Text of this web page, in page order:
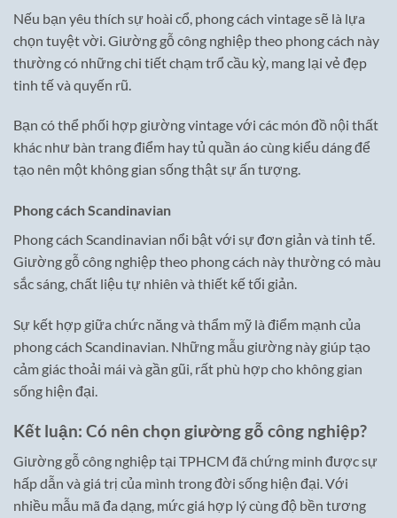
Nếu bạn yêu thích sự hoài cổ, phong cách vintage sẽ là lựa
chọn tuyệt vời. Giường gỗ công nghiệp theo phong cách này
thường có những chi tiết chạm trổ cầu kỳ, mang lại vẻ đẹp
tinh tế và quyến rũ.
Bạn có thể phối hợp giường vintage với các món đồ nội thất
khác như bàn trang điểm hay tủ quần áo cùng kiểu dáng để
tạo nên một không gian sống thật sự ấn tượng.
Phong cách Scandinavian
Phong cách Scandinavian nổi bật với sự đơn giản và tinh tế.
Giường gỗ công nghiệp theo phong cách này thường có màu
sắc sáng, chất liệu tự nhiên và thiết kế tối giản.
Sự kết hợp giữa chức năng và thẩm mỹ là điểm mạnh của
phong cách Scandinavian. Những mẫu giường này giúp tạo
cảm giác thoải mái và gần gũi, rất phù hợp cho không gian
sống hiện đại.
Kết luận: Có nên chọn giường gỗ công nghiệp?
Giường gỗ công nghiệp tại TPHCM đã chứng minh được sự
hấp dẫn và giá trị của mình trong đời sống hiện đại. Với
nhiều mẫu mã đa dạng, mức giá hợp lý cùng độ bền tương